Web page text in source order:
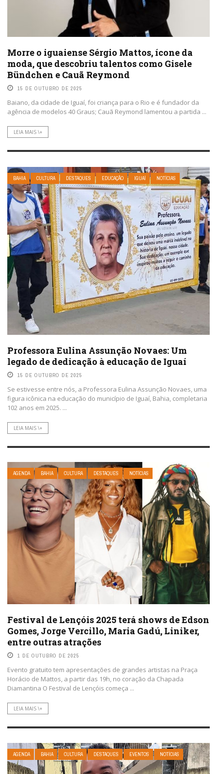
Morre o iguaiense Sérgio Mattos, ícone da
moda, que descobriu talentos como Gisele
Bündchen e Cauã Reymond
15 DE OUTUBRO DE 2025
Baiano, da cidade de Iguaí, foi criança para o Rio e é fundador da
agência de modelos 40 Graus; Cauã Reymond lamentou a partida ...
LEIA MAIS \+
BAHIA CULTURA DESTAQUES EDUCAÇÃO IGUAÍ NOTÍCIAS
Professora Eulina Assunção Novaes: Um
legado de dedicação à educação de Iguaí
15 DE OUTUBRO DE 2025
Se estivesse entre nós, a Professora Eulina Assunção Novaes, uma
figura icônica na educação do município de Iguaí, Bahia, completaria
102 anos em 2025. ...
LEIA MAIS \+
AGENDA BAHIA CULTURA DESTAQUES NOTÍCIAS
Festival de Lençóis 2025 terá shows de Edson
Gomes, Jorge Vercillo, Maria Gadú, Liniker,
entre outras atrações
1 DE OUTUBRO DE 2025
Evento gratuito tem apresentações de grandes artistas na Praça
Horácio de Mattos, a partir das 19h, no coração da Chapada
Diamantina O Festival de Lençóis começa ...
LEIA MAIS \+
AGENDA BAHIA CULTURA DESTAQUES EVENTOS NOTÍCIAS